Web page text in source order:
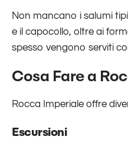
Non mancano i salumi
e il capocollo, oltre ai
spesso vengono serviti
Cosa Fare a
Rocca Imperiale offre
Escursioni